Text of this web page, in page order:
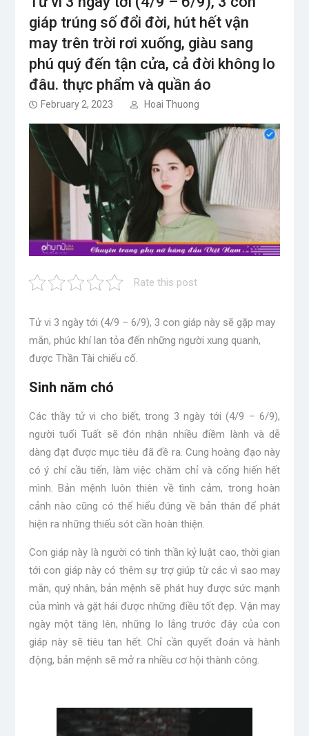
giáp trúng số đổi đời, hút hết vận
may trên trời rơi xuống, giàu sang
phú quý đến tận cửa, cả đời không lo
đâu. thực phẩm và quần áo
February 2, 2023 Hoai Thuong
Rate this post
Tử vi 3 ngày tới (4/9 – 6/9), 3 con giáp này sẽ gặp may
mắn, phúc khí lan tỏa đến những người xung quanh,
được Thần Tài chiếu cố.
Sinh năm chó
Các thầy tử vi cho biết, trong 3 ngày tới (4/9 – 6/9),
người tuổi Tuất sẽ đón nhận nhiều điềm lành và dễ
dàng đạt được mục tiêu đã đề ra. Cung hoàng đạo này
có ý chí cầu tiến, làm việc chăm chỉ và cống hiến hết
mình. Bản mệnh luôn thiên về tình cảm, trong hoàn
cảnh nào cũng có thể hiểu đúng về bản thân để phát
hiện ra những thiếu sót cần hoàn thiện.
Con giáp này là người có tinh thần kỷ luật cao, thời gian
tới con giáp này có thêm sự trợ giúp từ các vì sao may
mắn, quý nhân, bản mệnh sẽ phát huy được sức mạnh
của mình và gặt hái được những điều tốt đẹp. Vận may
ngày một tăng lên, những lo lắng trước đây của con
giáp này sẽ tiêu tan hết. Chỉ cần quyết đoán và hành
động, bản mệnh sẽ mở ra nhiều cơ hội thành công.